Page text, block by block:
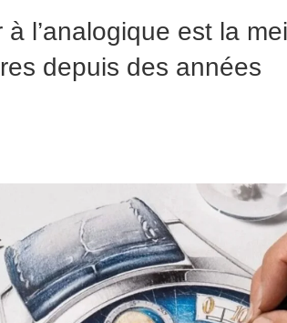
l’analogique est la
depuis des années